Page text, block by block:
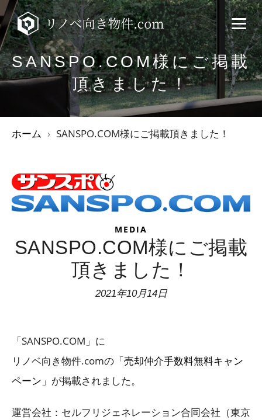
SANSPO.COM様にご掲載
頂きました！
ホーム SANSPO.COM様にご掲載頂きました！
MEDIA
SANSPO.COM様にご掲載
頂きました！
2021年10月14日
「SANSPO.COM」に
リノベ向き物件.comの「売却仲介手数料無料キャン
ペーン 」が掲載されました。
運営会社：セルフリジェネレーション合同会社（東京